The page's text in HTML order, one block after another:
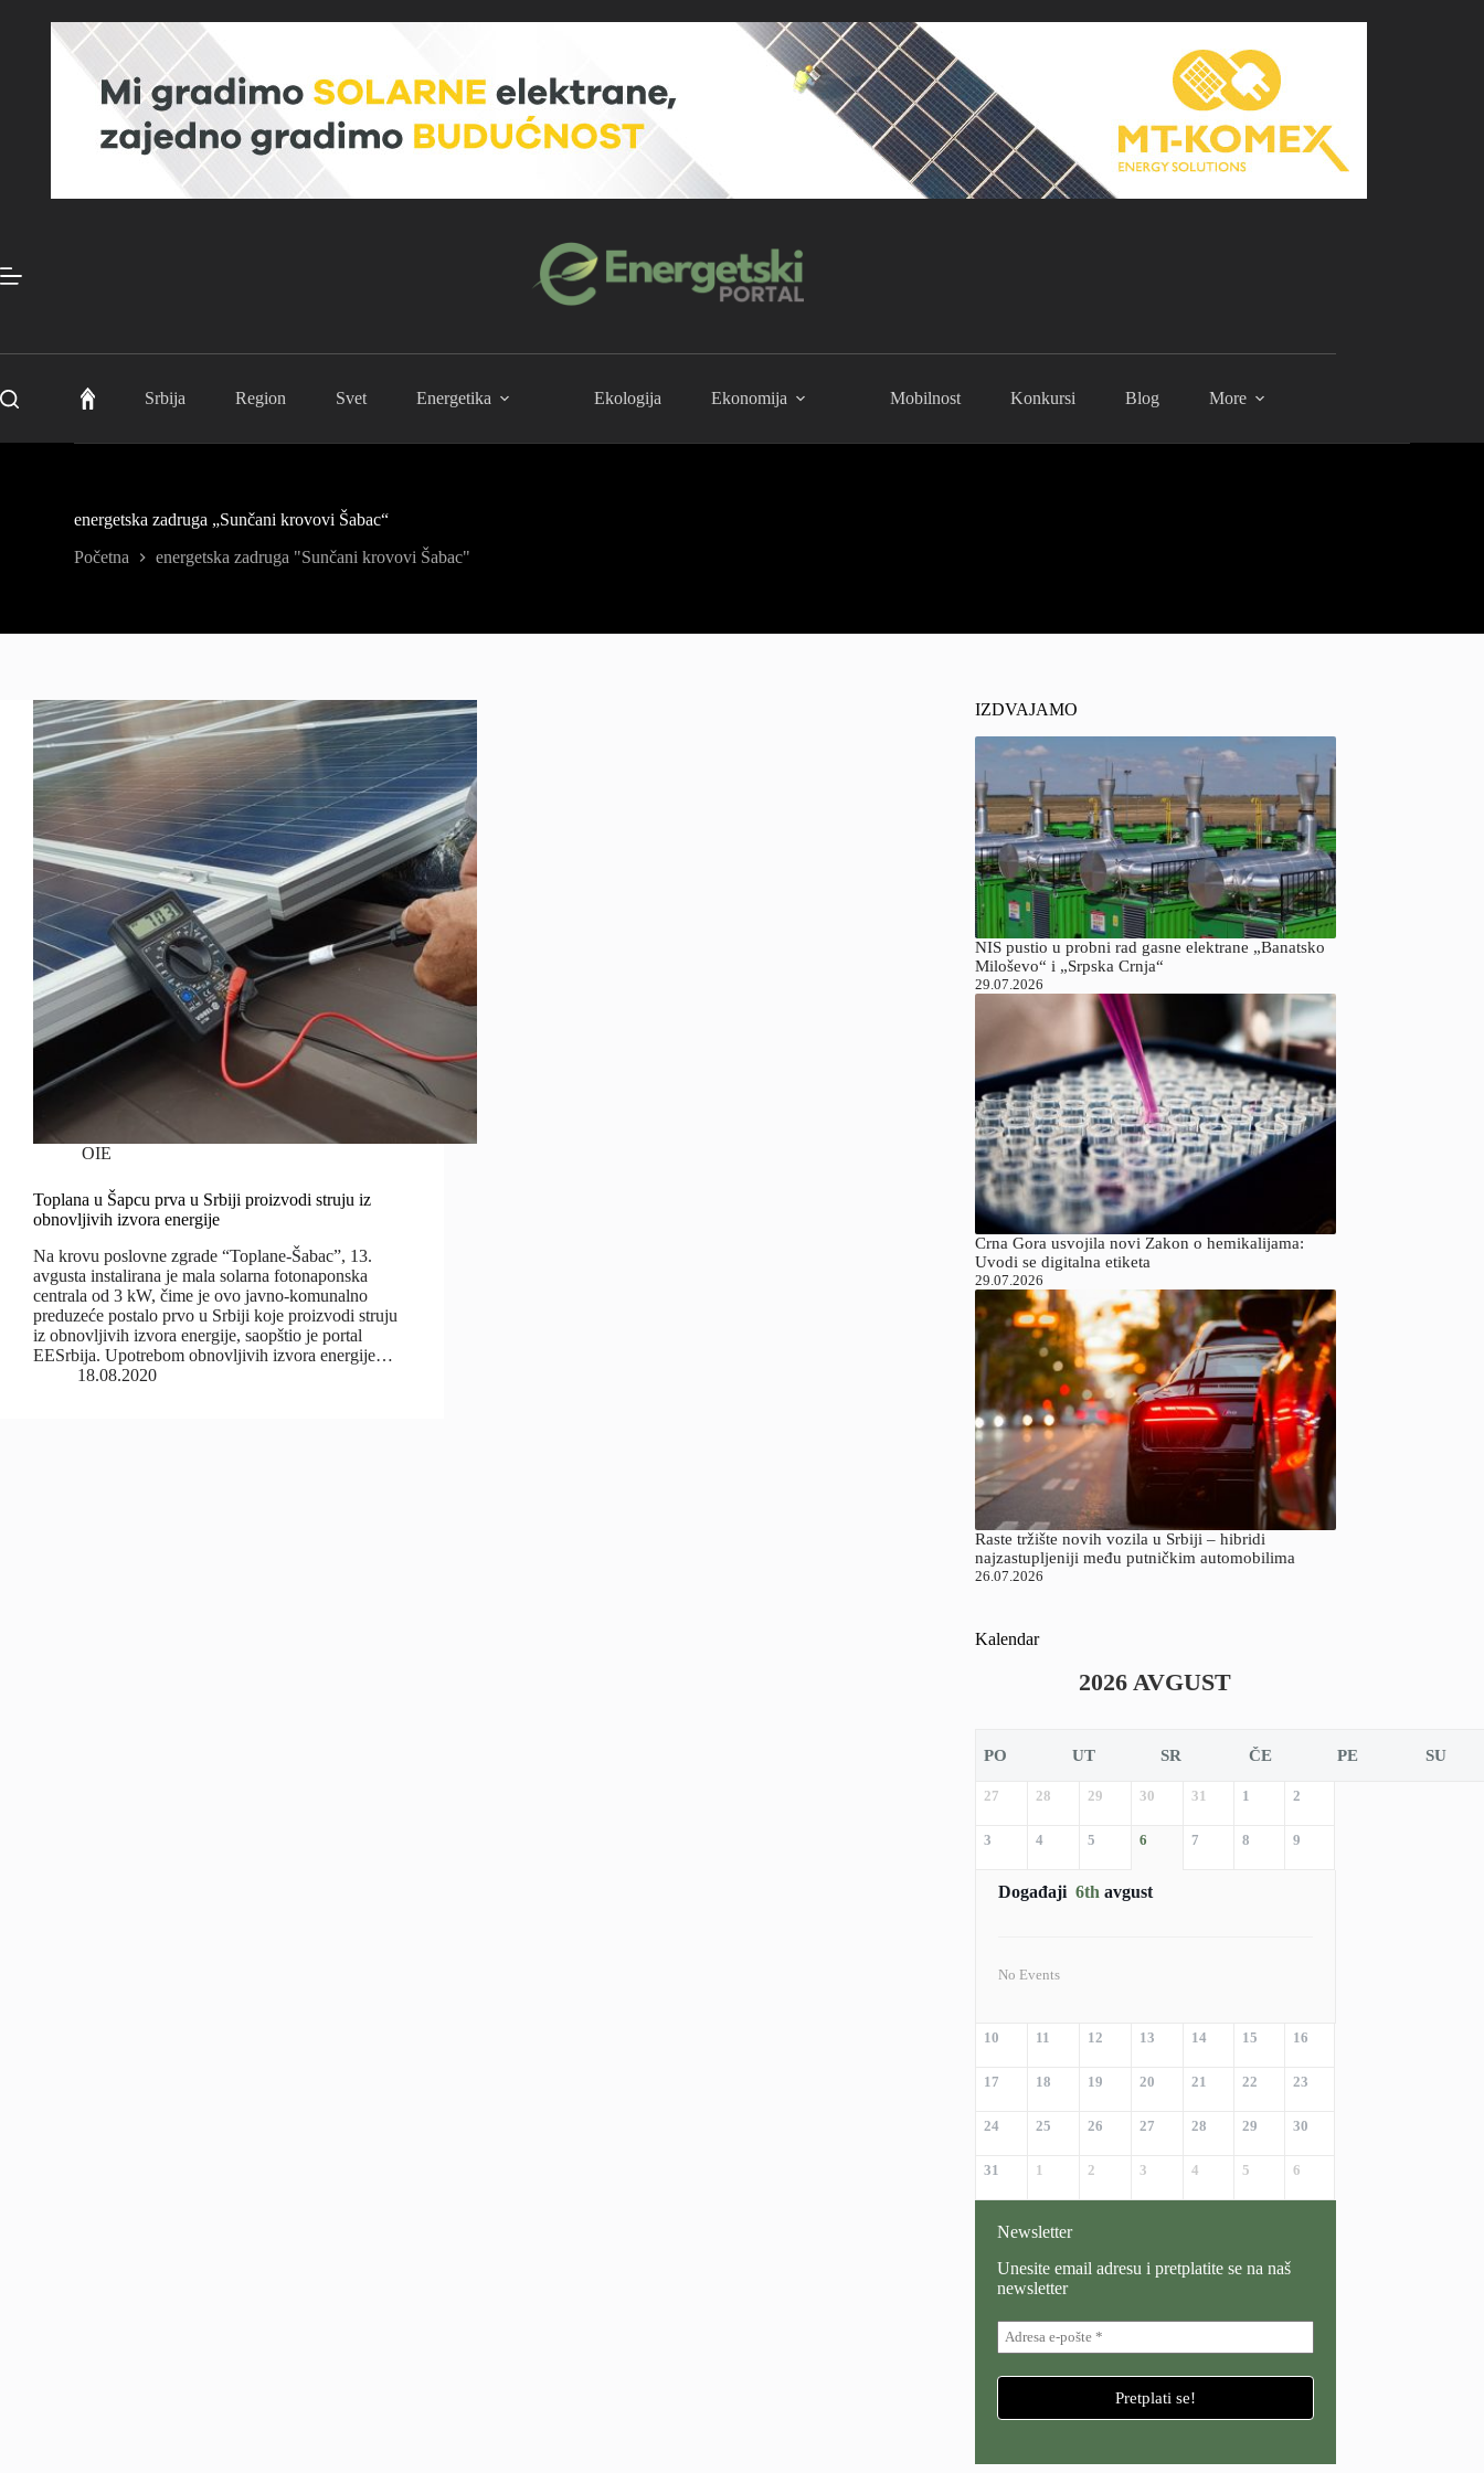
Srbija Region Svet Energetika Ekologija Ekonomija Mobilnost Konkursi Blog More
energetska zadruga „Sunčani krovovi Šabac“
Početna energetska zadruga "Sunčani krovovi Šabac"
OIE
Toplana u Šapcu prva u Srbiji proizvodi struju iz
obnovljivih izvora energije
Na krovu poslovne zgrade “Toplane-Šabac”, 13.
avgusta instalirana je mala solarna fotonaponska
centrala od 3 kW, čime je ovo javno-komunalno
preduzeće postalo prvo u Srbiji koje proizvodi struju
iz obnovljivih izvora energije, saopštio je portal
EESrbija. Upotrebom obnovljivih izvora energije…
18.08.2020
IZDVAJAMO
NIS pustio u probni rad gasne elektrane „Banatsko
Miloševo“ i „Srpska Crnja“
29.07.2026
Crna Gora usvojila novi Zakon o hemikalijama:
Uvodi se digitalna etiketa
29.07.2026
Raste tržište novih vozila u Srbiji – hibridi
najzastupljeniji među putničkim automobilima
26.07.2026
Kalendar
2026 AVGUST
PO UT SR ČE PE SU
27 28 29 30 31 1 2
3 4 5 6 7 8 9
Događaji 6th avgust
No Events
10 11 12 13 14 15 16
17 18 19 20 21 22 23
24 25 26 27 28 29 30
31 1 2 3 4 5 6
Newsletter
Unesite email adresu i pretplatite se na naš
newsletter